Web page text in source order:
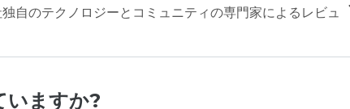
自のテクノロジーとコミュニティの専門家によるレビュ
いますか?